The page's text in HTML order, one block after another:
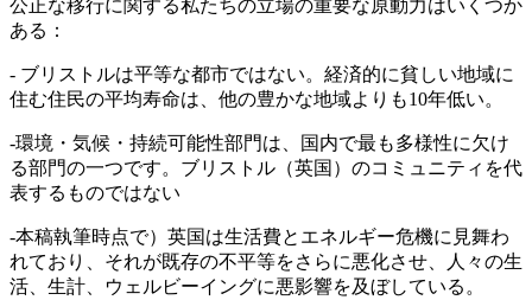
公正な移行に関する私たちの立場の重要な原動力はいくつか
ある：
- ブリストルは平等な都市ではない。経済的に貧しい地域に
住む住民の平均寿命は、他の豊かな地域よりも10年低い。
-環境・気候・持続可能性部門は、国内で最も多様性に欠け
る部門の一つです。ブリストル（英国）のコミュニティを代
表するものではない
-本稿執筆時点で）英国は生活費とエネルギー危機に見舞わ
れており、それが既存の不平等をさらに悪化させ、人々の生
活、生計、ウェルビーイングに悪影響を及ぼしている。